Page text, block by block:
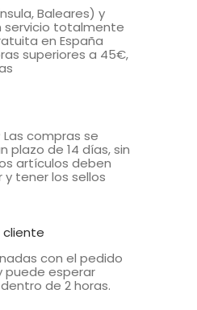
Baleares) y
servicio totalmente
en España
superiores a 45€,
compras se
plazo de 14 días, sin
artículos deben
y tener los sellos
cliente
con el pedido
puede esperar
de 2 horas.